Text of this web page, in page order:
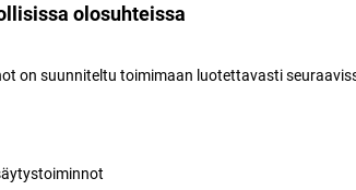
olosuhteissa
on suunniteltu toimimaan luotettavasti